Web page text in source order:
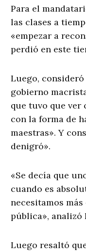
Para el
las clases a
«empezar a
perdió en este
Luego,
gobierno
que tuvo que
con la forma de
maestras». Y
denigró».
«Se decía que
cuando es
necesitamos
pública», analizó
Luego resaltó